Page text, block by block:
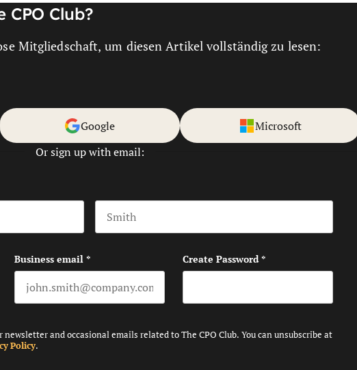
CPO Club?
Mitgliedschaft, um diesen Artikel vollständig zu lesen:
Google
Microsoft
Or sign up with email:
Business email* Create Password*
and occasional emails related to The CPO Club. You can unsubscribe at
Policy.